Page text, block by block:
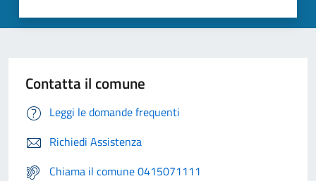
Contatta il comune
Leggi le domande frequenti
Richiedi Assistenza
Chiama il comune 0415071111